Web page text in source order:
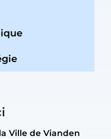
Ville de Vianden
Ville de Vianden
Ville de Vianden
Ville de Vianden